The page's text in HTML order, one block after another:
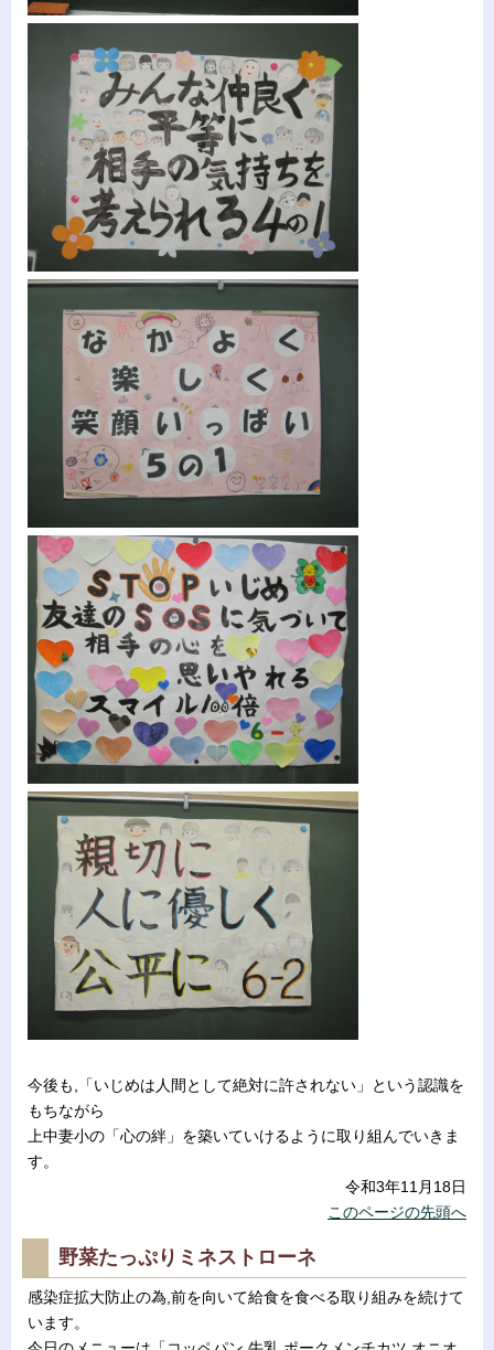
今後も,「いじめは人間として絶対に許されない」という認識を
もちながら
上中妻小の「心の絆」を築いていけるように取り組んでいきま
す。
令和3年11月18日
このページの先頭へ
野菜たっぷりミネストローネ
感染症拡大防止の為,前を向いて給食を食べる取り組みを続けて
います。